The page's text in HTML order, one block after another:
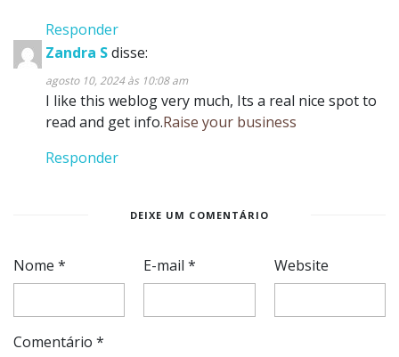
Responder
Zandra Sdisse:
agosto 10, 2024 às 10:08 am
I like this weblog very much, Its a real nice spot to
read and get info.Raise your business
Responder
DEIXE UM COMENTÁRIO
Nome * E-mail* Website
Comentário *